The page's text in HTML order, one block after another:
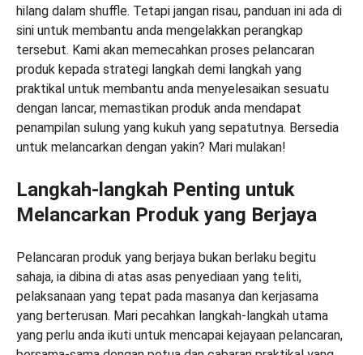
hilang dalam shuffle. Tetapi jangan risau, panduan ini ada di
sini untuk membantu anda mengelakkan perangkap
tersebut. Kami akan memecahkan proses pelancaran
produk kepada strategi langkah demi langkah yang
praktikal untuk membantu anda menyelesaikan sesuatu
dengan lancar, memastikan produk anda mendapat
penampilan sulung yang kukuh yang sepatutnya. Bersedia
untuk melancarkan dengan yakin? Mari mulakan!
Langkah-langkah Penting untuk
Melancarkan Produk yang Berjaya
Pelancaran produk yang berjaya bukan berlaku begitu
sahaja, ia dibina di atas asas penyediaan yang teliti,
pelaksanaan yang tepat pada masanya dan kerjasama
yang berterusan. Mari pecahkan langkah-langkah utama
yang perlu anda ikuti untuk mencapai kejayaan pelancaran,